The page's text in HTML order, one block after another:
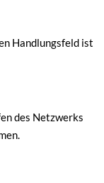
Handlungsfeld ist
des Netzwerks